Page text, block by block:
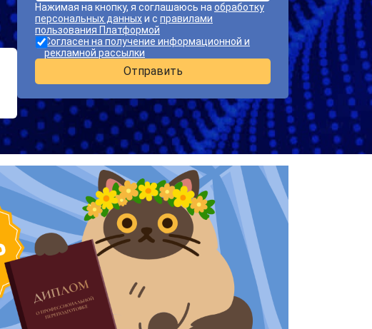
Нажимая на кнопку, я соглашаюсь на обработку
персональных данныхи с правилами
пользования Платформой
Согласен на получение информационной и
рекламной рассылки
Отправить